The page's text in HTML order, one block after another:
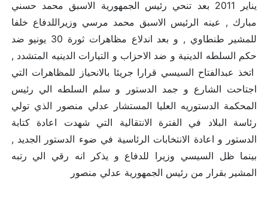
يناير 2011 بعد تنحي رئيس الجمهورية الاسبق محمد حسني
مبارك , عينه الرئيس الاسبق محمد مرسي وزيراللدفاع خلفا
للمشير طنطاوي , و بعد اندلاع مظاهرات ثورة 30 يونيو ضد
حكم السلطه الدينية و ضد الاحزاب و التيارات الدينيه المتشدد ,
اتخذ عبدالفتاح السيسي قرارا جريئا بالانحياز للمظاهرات التي
اجتاحت الشارع و جمد الدستور و سلم السلطه الي رئيس
المحكمة الدستوريه العليا المستشار عدلي منصور الذي تولي
رئاسة البلاد في الفترة الانتقالية التي شهدت اعادة كتابة
الدستور و اعادة الانتخابات الرئاسية في ضوء الدستور الجديد ,
بينما ظل السيسي وزيرا للدفاع و يذكر انه رقي الي رتبه
المشير بقرار من رئيس الجمهورية عدلي منصور